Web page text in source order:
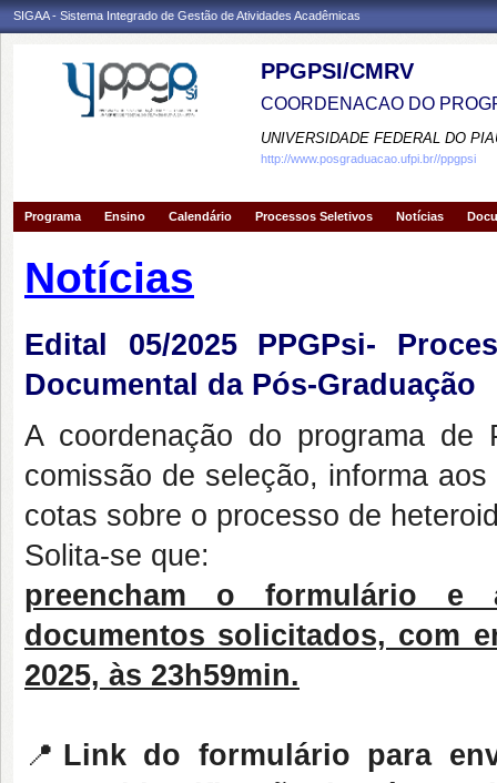
SIGAA - Sistema Integrado de Gestão de Atividades Acadêmicas
PPGPSI/CMRV
COORDENACAO DO
UNIVERSIDADE FEDERAL DO
http://www.posgraduacao.ufpi.br//ppgpsi
Programa Ensino Calendário Processos Seletivos Notícias
Notícias
Edital 05/2025 PPGPsi-
Documental da Pós-Graduação
A coordenação do programa de
comissão de seleção, informa
cotas sobre o processo de
Solita-se que:
preencham o formulário e
documentos solicitados, com
2025, às 23h59min.
📍 Link do formulário para